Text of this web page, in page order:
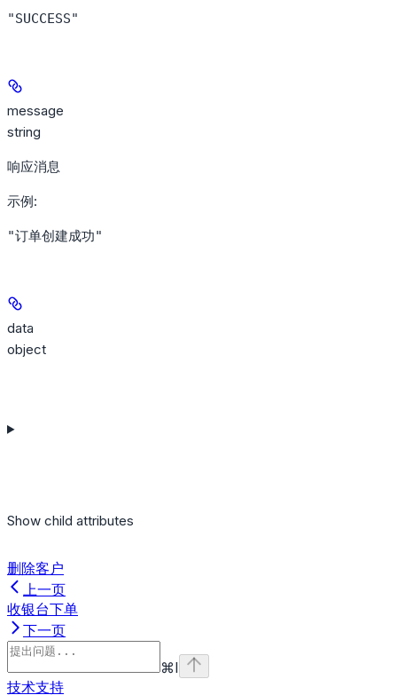
"SUCCESS"
message
string
响应消息
示例:
"订单创建成功"
data
object
Show child attributes
删除客户
上一页
收银台下单
下一页
⌘I
技术支持